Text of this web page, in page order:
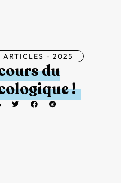
ARTICLES - 2025
du
!